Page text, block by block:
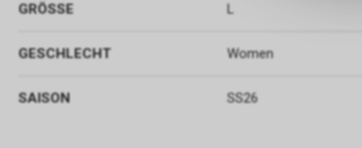
GRÖSSE L
GESCHLECHT Women
SAISON SS26